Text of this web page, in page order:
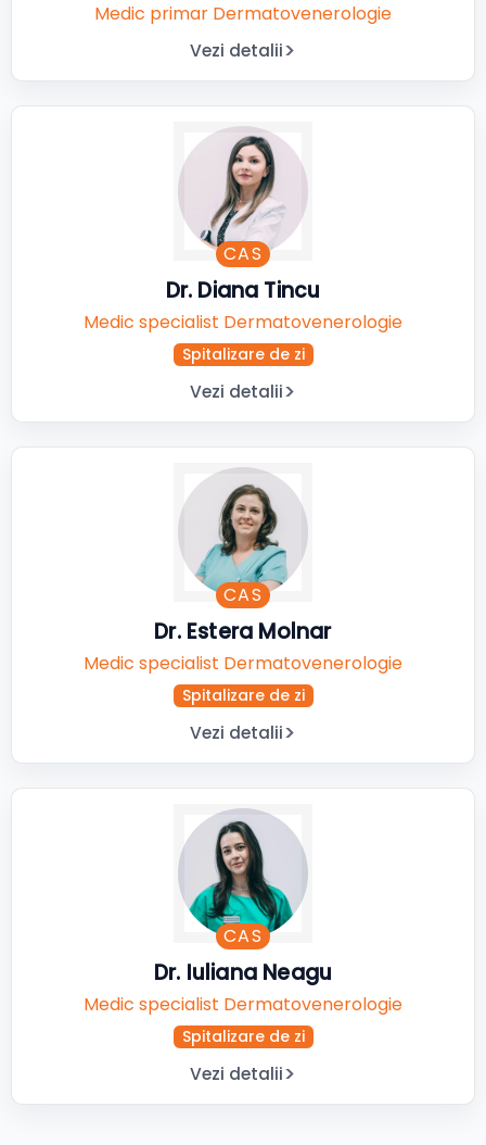
Medic primar Dermatovenerologie
Vezi detalii
CAS
Dr. Diana Tincu
Medic specialist Dermatovenerologie
Spitalizare de zi
Vezi detalii
CAS
Dr. Estera Molnar
Medic specialist Dermatovenerologie
Spitalizare de zi
Vezi detalii
CAS
Dr. Iuliana Neagu
Medic specialist Dermatovenerologie
Spitalizare de zi
Vezi detalii